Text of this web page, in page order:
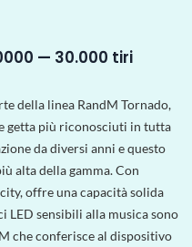
— 30.000 tiri
della linea RandM Tornado,
getta più riconosciuti in tutta
da diversi anni e questo
alta della gamma. Con
offre una capacità solida
LED sensibili alla musica sono
che conferisce al dispositivo